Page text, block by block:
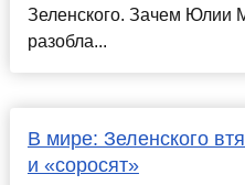
Зеленского. Зачем Юлии
разобла...
В мире: Зеленского
и «соросят»